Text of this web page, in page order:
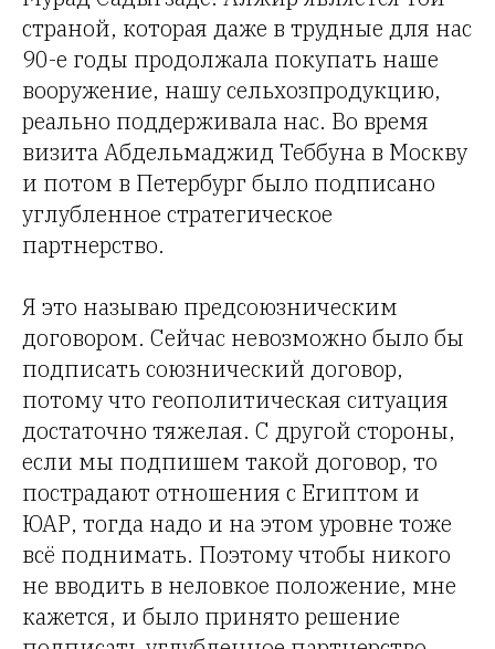
страной, которая даже в трудные для нас
90-е годы продолжала покупать наше
вооружение, нашу сельхозпродукцию,
реально поддерживала нас. Во время
визита Абдельмаджид Теббуна в Москву
и потом в Петербург было подписано
углубленное стратегическое
партнерство.
Я это называю предсоюзническим
договором. Сейчас невозможно было бы
подписать союзнический договор,
потому что геополитическая ситуация
достаточно тяжелая. С другой стороны,
если мы подпишем такой договор, то
пострадают отношения с Египтом и
ЮАР, тогда надо и на этом уровне тоже
всё поднимать. Поэтому чтобы никого
не вводить в неловкое положение, мне
кажется, и было принято решение